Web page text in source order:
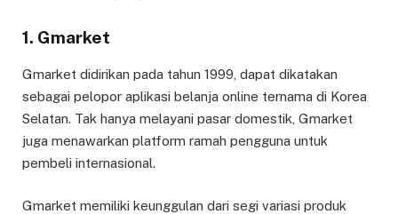
1. Gmarket
Gmarket didirikan pada tahun 1999, dapat dikatakan
sebagai pelopor aplikasi belanja online ternama di Korea
Selatan. Tak hanya melayani pasar domestik, Gmarket
juga menawarkan platform ramah pengguna untuk
pembeli internasional.
Gmarket memiliki keunggulan dari segi variasi produk